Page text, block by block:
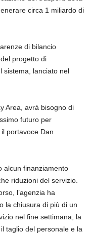
circa 1 miliardo di
di bilancio
progetto di
sistema, lanciato nel
Area, avrà bisogno di
futuro per
portavoce Dan
alcun finanziamento
riduzioni del servizio.
l’agenzia ha
la chiusura di più di un
nel fine settimana, la
taglio del personale e la